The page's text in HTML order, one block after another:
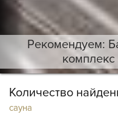
Рекомендуем:
Количество
сауна